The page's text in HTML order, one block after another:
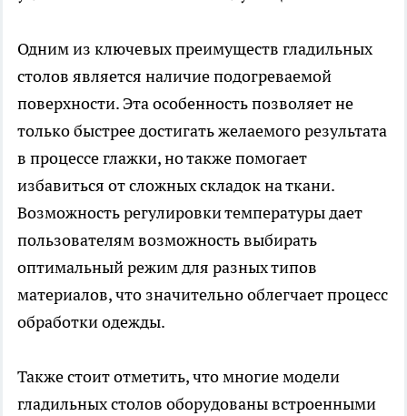
Одним из ключевых преимуществ гладильных
столов является наличие подогреваемой
поверхности. Эта особенность позволяет не
только быстрее достигать желаемого результата
в процессе глажки, но также помогает
избавиться от сложных складок на ткани.
Возможность регулировки температуры дает
пользователям возможность выбирать
оптимальный режим для разных типов
материалов, что значительно облегчает процесс
обработки одежды.
Также стоит отметить, что многие модели
гладильных столов оборудованы встроенными